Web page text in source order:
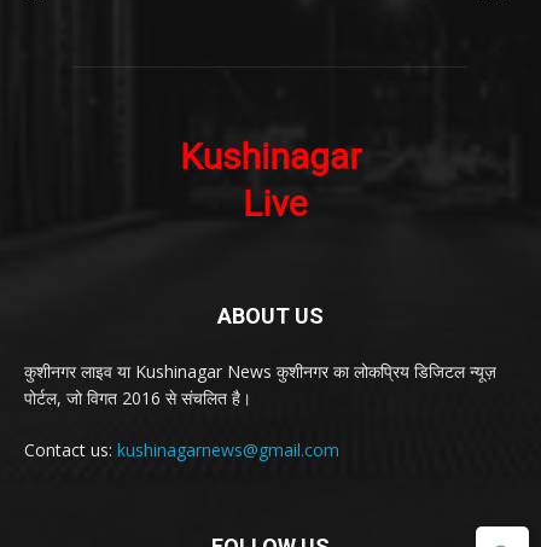
ABOUT US
कुशीनगर लाइव या Kushinagar News कुशीनगर का लोकप्रिय डिजिटल न्यूज़
पोर्टल, जो विगत 2016 से संचलित है।
Contact us: kushinagarnews@gmail.com